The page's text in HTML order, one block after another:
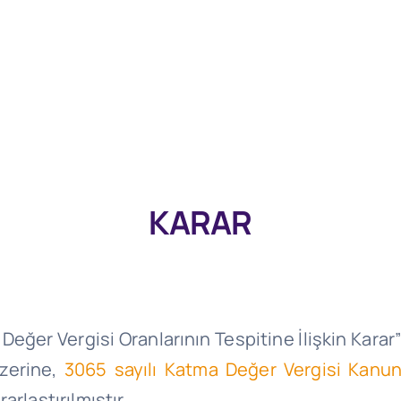
KARAR
Vergisi Oranlarının Tespitine İlişkin
3065 sayılı Katma Değer Vergisi